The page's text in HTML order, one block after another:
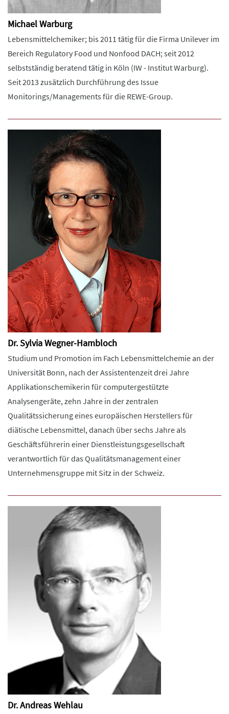
Michael Warburg
Lebensmittelchemiker; bis 2011 tätig für die Firma Unilever im
Bereich Regulatory Food und Nonfood DACH; seit 2012
selbstständig beratend tätig in Köln (IW - Institut Warburg).
Seit 2013 zusätzlich Durchführung des Issue
Monitorings/Managements für die REWE-Group.
Dr. Sylvia Wegner-Hambloch
Studium und Promotion im Fach Lebensmittelchemie an der
Universität Bonn, nach der Assistentenzeit drei Jahre
Applikationschemikerin für computergestützte
Analysengeräte, zehn Jahre in der zentralen
Qualitätssicherung eines europäischen Herstellers für
diätische Lebensmittel, danach über sechs Jahre als
Geschäftsführerin einer Dienstleistungsgesellschaft
verantwortlich für das Qualitätsmanagement einer
Unternehmensgruppe mit Sitz in der Schweiz.
Dr. Andreas Wehlau